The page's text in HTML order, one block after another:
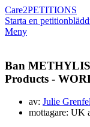
Care2PETITIONS
Starta en petition
Meny
Ban
Products -
av: Julie
mottagare: UK